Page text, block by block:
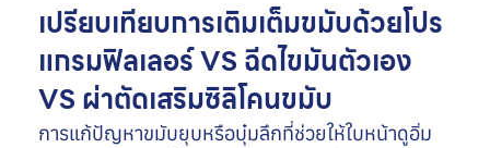
เปรียบเทียบการเติมเต็มขมับด้วยโปร
แกรมฟิลเลอร์ VS ฉีดไขมันตัวเอง
VS ผ่าตัดเสริมซิลิโคนขมับ
การแก้ปัญหาขมับยุบหรือบุ๋มลึกที่ช่วยให้ใบหน้าดูอิ่ม